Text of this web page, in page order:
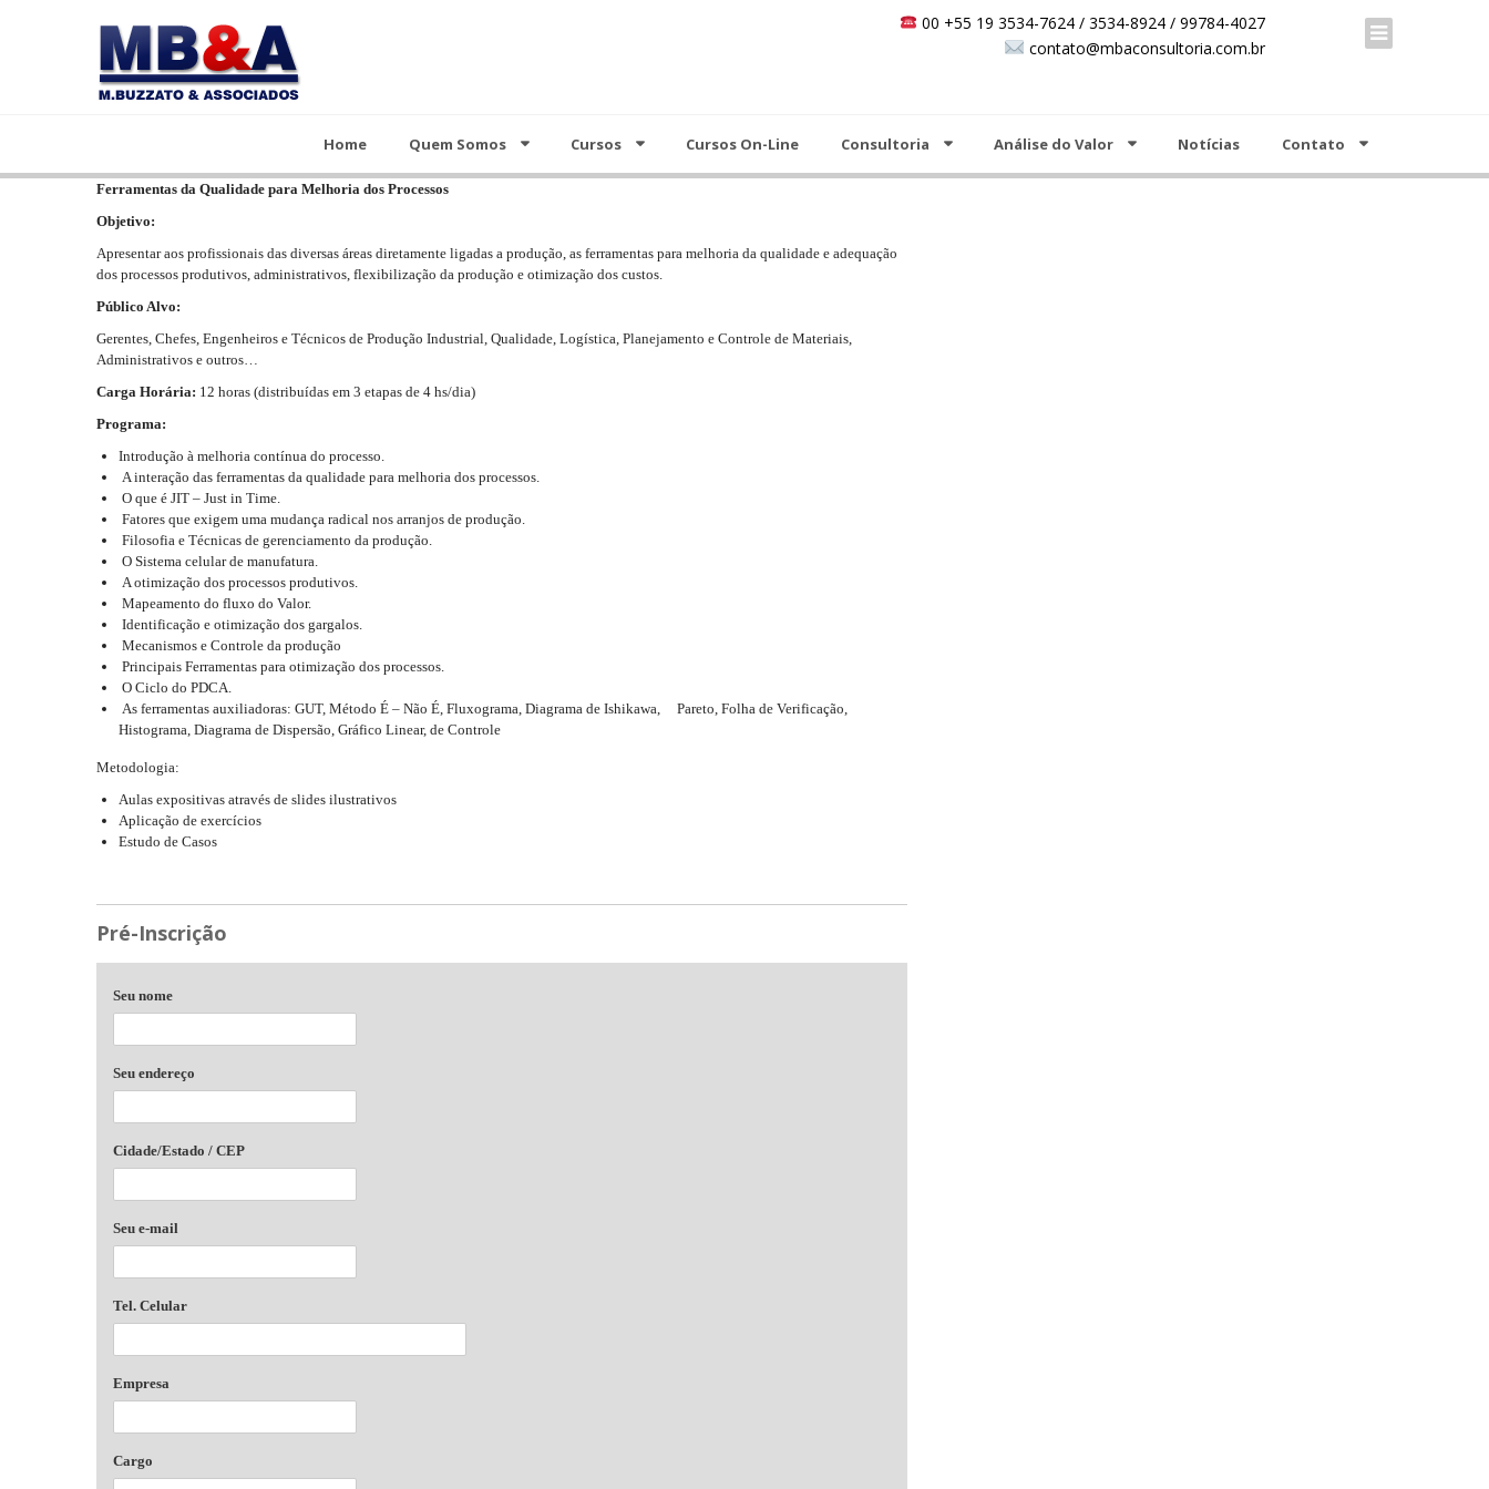
Home Contato00 +55 19 3534-7624 / 3534-8924 / 99784-4027
contato@mbaconsultoria.com.br
Home Quem Somos Cursos Cursos On-Line Consultoria Análise do Valor Notícias Contato
Ferramentas da Qualidade para Melhoria dos Processos
Objetivo:
Apresentar aos profissionais das diversas áreas diretamente ligadas a produção, as ferramentas para melhoria da qualidade e adequação
dos processos produtivos, administrativos, flexibilização da produção e otimização dos custos.
Público Alvo:
Gerentes, Chefes, Engenheiros e Técnicos de Produção Industrial, Qualidade, Logística, Planejamento e Controle de Materiais,
Administrativos e outros…
Carga Horária: 12 horas (distribuídas em 3 etapas de 4 hs/dia)
Programa:
Introdução à melhoria contínua do processo.
A interação das ferramentas da qualidade para melhoria dos processos.
O que é JIT – Just in Time.
Fatores que exigem uma mudança radical nos arranjos de produção.
Filosofia e Técnicas de gerenciamento da produção.
O Sistema celular de manufatura.
A otimização dos processos produtivos.
Mapeamento do fluxo do Valor.
Identificação e otimização dos gargalos.
Mecanismos e Controle da produção
Principais Ferramentas para otimização dos processos.
O Ciclo do PDCA.
As ferramentas auxiliadoras: GUT, Método É – Não É, Fluxograma, Diagrama de Ishikawa, Pareto, Folha de Verificação,
Histograma, Diagrama de Dispersão, Gráfico Linear, de Controle
Metodologia:
Aulas expositivas através de slides ilustrativos
Aplicação de exercícios
Estudo de Casos
Pré-Inscrição
Seu nome
Seu endereço
Cidade/Estado / CEP
Seu e-mail
Tel. Celular
Empresa
Cargo